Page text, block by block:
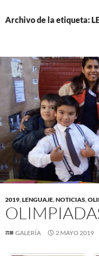
Archivo de la etiqueta:
2019,LENGUAJE,NOTICIAS,
GALERÍA 2 MAYO 2019